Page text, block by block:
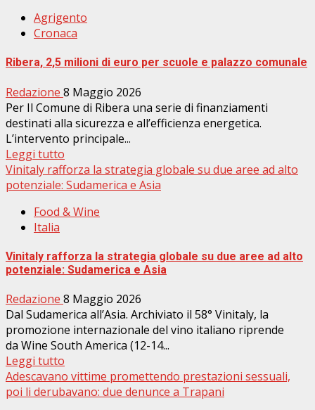
Agrigento
Cronaca
Ribera, 2,5 milioni di euro per scuole e palazzo comunale
Redazione 8 Maggio 2026
Per Il Comune di Ribera una serie di finanziamenti
destinati alla sicurezza e all’efficienza energetica.
L’intervento principale...
Leggi tutto
Vinitaly rafforza la strategia globale su due aree ad alto
potenziale: Sudamerica e Asia
Food & Wine
Italia
Vinitaly rafforza la strategia globale su due aree ad alto
potenziale: Sudamerica e Asia
Redazione 8 Maggio 2026
Dal Sudamerica all’Asia. Archiviato il 58° Vinitaly, la
promozione internazionale del vino italiano riprende
da Wine South America (12-14...
Leggi tutto
Adescavano vittime promettendo prestazioni sessuali,
poi li derubavano: due denunce a Trapani